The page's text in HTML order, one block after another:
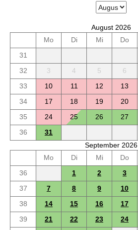
August 2026
Mo
Di Mi Do
31
32
3 4 5 6
33
10 11 12 13
34
17 18 19 20
35
24 25 26 27
36
31
September 2026
Mo
Di Mi Do
36
1 2 3
37
7 8 9 10
38
14 15 16 17
39
21 22 23 24